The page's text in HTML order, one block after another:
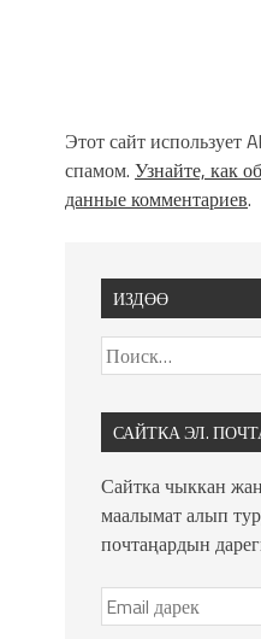
Этот сайт использует
спамом. Узнайте, как
данные комментариев.
ИЗДӨӨ
САЙТКА ЭЛ.
Сайтка чыккан
маалымат алып
почтаңардын